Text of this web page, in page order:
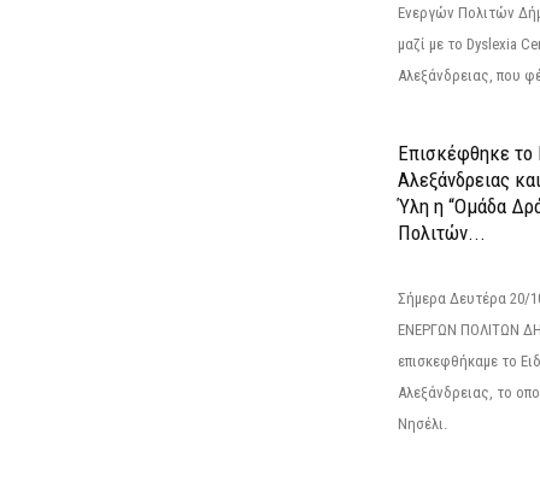
Ενεργών Πολιτών
μαζί με το Dyslexia
Αλεξάνδρειας, που
Επισκέφθηκε το
Αλεξάνδρειας
Ύλη η “Ομάδα
Πολιτών...
Σήμερα Δευτέρα
ΕΝΕΡΓΩΝ ΠΟΛΙΤΩΝ
επισκεφθήκαμε το
Αλεξάνδρειας, το
Νησέλι.